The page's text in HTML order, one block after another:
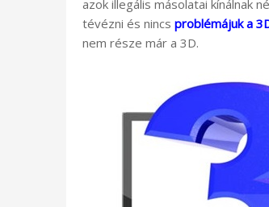
azok illegális másolatai kínálnak
tévézni és nincs problémájuk a
nem része már a 3D.